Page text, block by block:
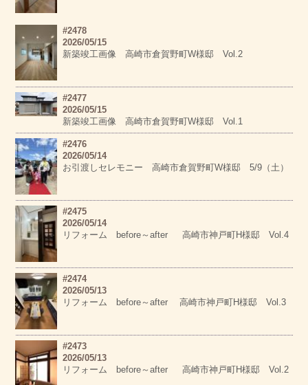
#2478
2026/05/15
新築竣工画像 高崎市倉賀野町W様邸 Vol.2
#2477
2026/05/15
新築竣工画像 高崎市倉賀野町W様邸 Vol.1
#2476
2026/05/14
お引渡しセレモニー 高崎市倉賀野町W様邸 5/9（土）
#2475
2026/05/14
リフォーム before～after 高崎市神戸町H様邸 Vol.4
#2474
2026/05/13
リフォーム before～after 高崎市神戸町H様邸 Vol.3
#2473
2026/05/13
リフォーム before～after 高崎市神戸町H様邸 Vol.2